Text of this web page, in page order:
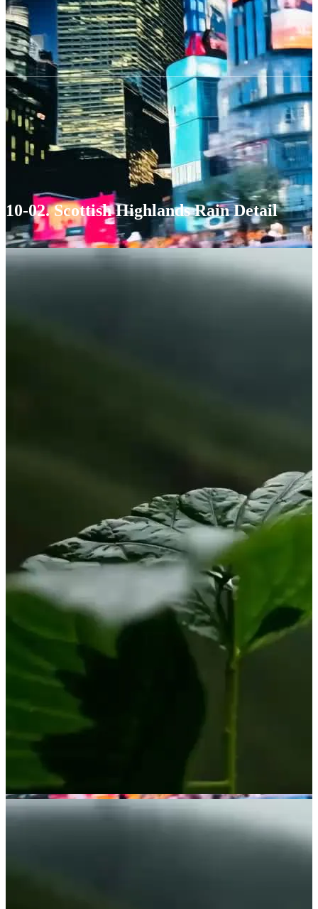
10-02. Scottish Highlands Rain Detail